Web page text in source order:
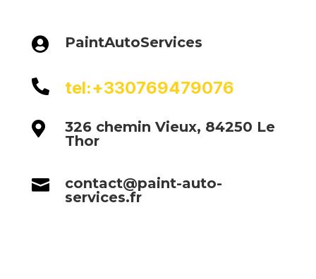
 PaintAutoServices
 tel:+330769479076

326 chemin Vieux, 84250 Le
Thor

contact@paint-auto-
services.fr